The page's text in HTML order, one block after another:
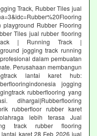
Track, Rubber Tiles jual
playground Rubber Flooring
Tiles jual rubber flooring
| Running Track |
jogging track running
dalam pembuatan
Perusahaan membangun
lantai karet hub:
jogging
rubberflooring yang
dihargai|Rubberflooring
rubberfloor rubber karet
lebih terasa Jual
track rubber flooring
karet 28 Feb 2026 jual